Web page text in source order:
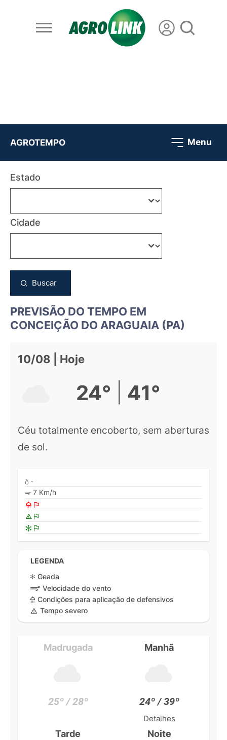
AGROTEMPO Menu
Estado
Cidade
Buscar
PREVISÃO DO TEMPO EM
CONCEIÇÃO DO ARAGUAIA (PA)
10/08 | Hoje
24° 41°
Céu totalmente encoberto, sem aberturas
de sol.
-
7 Km/h
LEGENDA
Geada
Velocidade do vento
Condições para aplicação de defensivos
Tempo severo
Madrugada
25º / 28º
Manhã
24º / 39º
Detalhes
Tarde Noite